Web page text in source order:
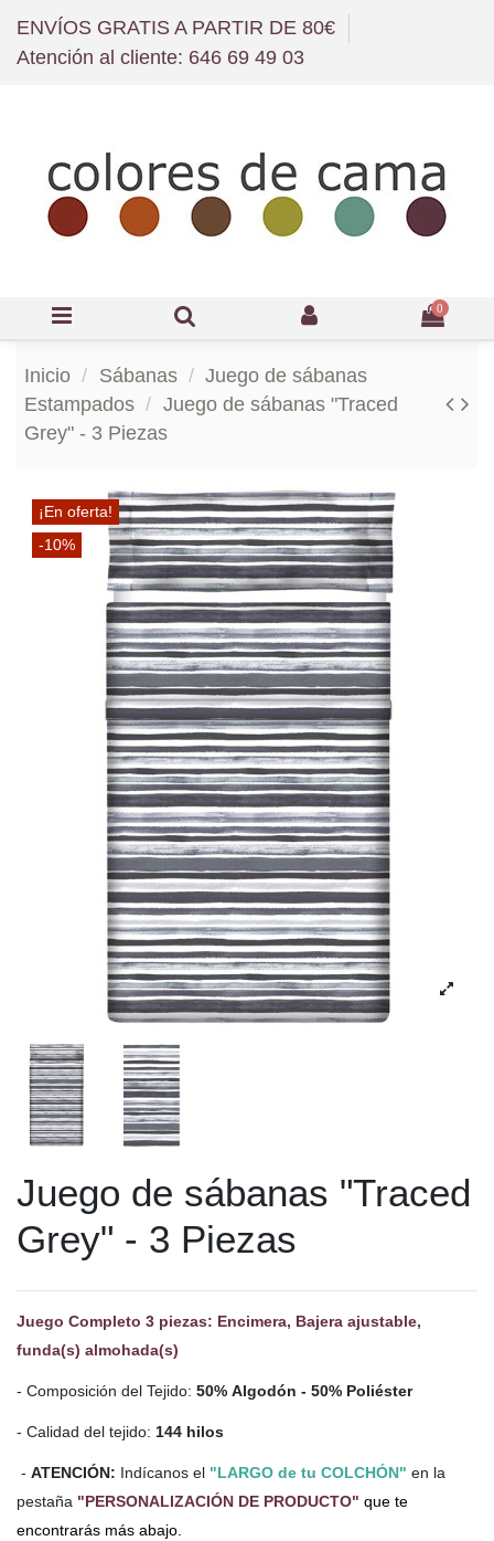
ENVÍOS GRATIS A PARTIR DE 80€
Atención al cliente: 646 69 49 03
0
Inicio Sábanas
Juego de sábanas
Estampados
Juego de sábanas "Traced
Grey" - 3 Piezas
¡En oferta!
-10%
Juego de sábanas "Traced
Grey" - 3 Piezas
Juego Completo 3 piezas: Encimera, Bajera ajustable,
funda(s) almohada(s)
- Composición del Tejido: 50% Algodón - 50% Poliéster
- Calidad del tejido: 144 hilos
- ATENCIÓN: Indícanos el "LARGO de tu COLCHÓN" en la
pestaña "PERSONALIZACIÓN DE PRODUCTO" que te
encontrarás más abajo.